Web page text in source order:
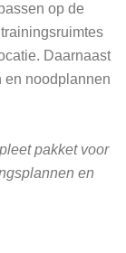
op de
Daarnaast
en noodplannen
pakket voor
en